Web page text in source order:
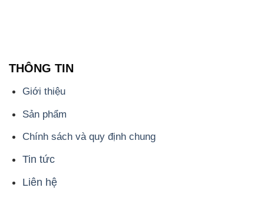
Chính sách và quy định chung
Tin tức
Liên hệ
📞
PHÒNG KINH DOANH - CÔNG TY HÓA CHẤT
ĐẮC TRƯỜNG PHÁT